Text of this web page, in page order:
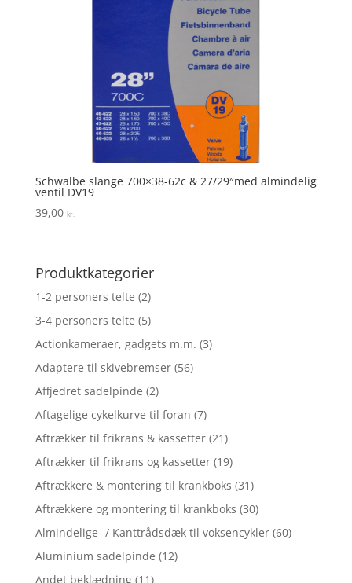
Schwalbe slange 700×38-62c & 27/29″med almindelig
ventil DV19
39,00 kr.
Produktkategorier
1-2 personers telte (2)
3-4 personers telte (5)
Actionkameraer, gadgets m.m. (3)
Adaptere til skivebremser (56)
Affjedret sadelpinde (2)
Aftagelige cykelkurve til foran (7)
Aftrækker til frikrans & kassetter (21)
Aftrækker til frikrans og kassetter (19)
Aftrækkere & montering til krankboks (31)
Aftrækkere og montering til krankboks (30)
Almindelige- / Kanttrådsdæk til voksencykler (60)
Aluminium sadelpinde (12)
Andet beklædning (11)